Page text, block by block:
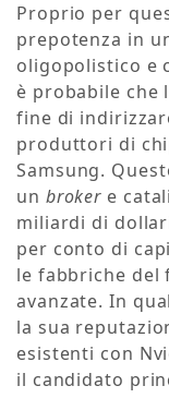
Proprio per
prepotenza in
oligopolistico e
è probabile che
fine di
produttori di
Samsung.
un broker e
miliardi di
per conto di
le fabbriche del
avanzate. In
la sua
esistenti con
il candidato